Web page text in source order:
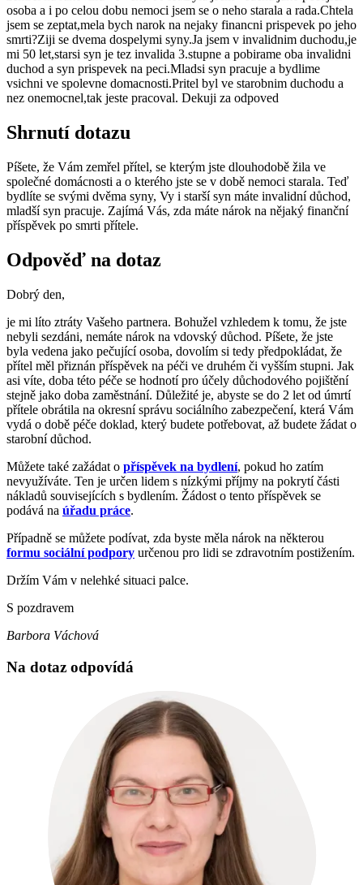
osoba a i po celou dobu nemoci jsem se o neho starala a rada.Chtela
jsem se zeptat,mela bych narok na nejaky financni prispevek po jeho
smrti?Ziji se dvema dospelymi syny.Ja jsem v invalidnim duchodu,je
mi 50 let,starsi syn je tez invalida 3.stupne a pobirame oba invalidni
duchod a syn prispevek na peci.Mladsi syn pracuje a bydlime
vsichni ve spolevne domacnosti.Pritel byl ve starobnim duchodu a
nez onemocnel,tak jeste pracoval. Dekuji za odpoved
Shrnutí dotazu
Píšete, že Vám zemřel přítel, se kterým jste dlouhodobě žila ve
společné domácnosti a o kterého jste se v době nemoci starala. Teď
bydlíte se svými dvěma syny, Vy i starší syn máte invalidní důchod,
mladší syn pracuje. Zajímá Vás, zda máte nárok na nějaký finanční
příspěvek po smrti přítele.
Odpověď na dotaz
Dobrý den,
je mi líto ztráty Vašeho partnera. Bohužel vzhledem k tomu, že jste
nebyli sezdáni, nemáte nárok na vdovský důchod. Píšete, že jste
byla vedena jako pečující osoba, dovolím si tedy předpokládat, že
přítel měl přiznán příspěvek na péči ve druhém či vyšším stupni. Jak
asi víte, doba této péče se hodnotí pro účely důchodového pojištění
stejně jako doba zaměstnání. Důležité je, abyste se do 2 let od úmrtí
přítele obrátila na okresní správu sociálního zabezpečení, která Vám
vydá o době péče doklad, který budete potřebovat, až budete žádat o
starobní důchod.
Můžete také zažádat o příspěvek na bydlení, pokud ho zatím
nevyužíváte. Ten je určen lidem s nízkými příjmy na pokrytí části
nákladů souvisejících s bydlením. Žádost o tento příspěvek se
podává na úřadu práce.
Případně se můžete podívat, zda byste měla nárok na některou
formu sociální podpory určenou pro lidi se zdravotním postižením.
Držím Vám v nelehké situaci palce.
S pozdravem
Barbora Váchová
Na dotaz odpovídá